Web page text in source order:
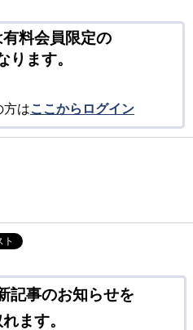
料会員限定の
ります。
方はここからログイン
ト
記事のお知らせを
ます。